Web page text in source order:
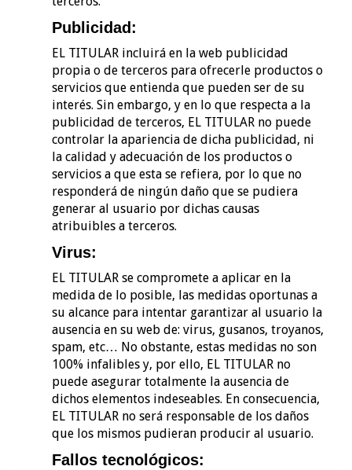
Publicidad:
EL TITULAR incluirá en la web publicidad
propia o de terceros para ofrecerle productos o
servicios que entienda que pueden ser de su
interés. Sin embargo, y en lo que respecta a la
publicidad de terceros, EL TITULAR no puede
controlar la apariencia de dicha publicidad, ni
la calidad y adecuación de los productos o
servicios a que esta se refiera, por lo que no
responderá de ningún daño que se pudiera
generar al usuario por dichas causas
atribuibles a terceros.
Virus:
EL TITULAR se compromete a aplicar en la
medida de lo posible, las medidas oportunas a
su alcance para intentar garantizar al usuario la
ausencia en su web de: virus, gusanos, troyanos,
spam, etc… No obstante, estas medidas no son
100% infalibles y, por ello, EL TITULAR no
puede asegurar totalmente la ausencia de
dichos elementos indeseables. En consecuencia,
EL TITULAR no será responsable de los daños
que los mismos pudieran producir al usuario.
Fallos tecnológicos: